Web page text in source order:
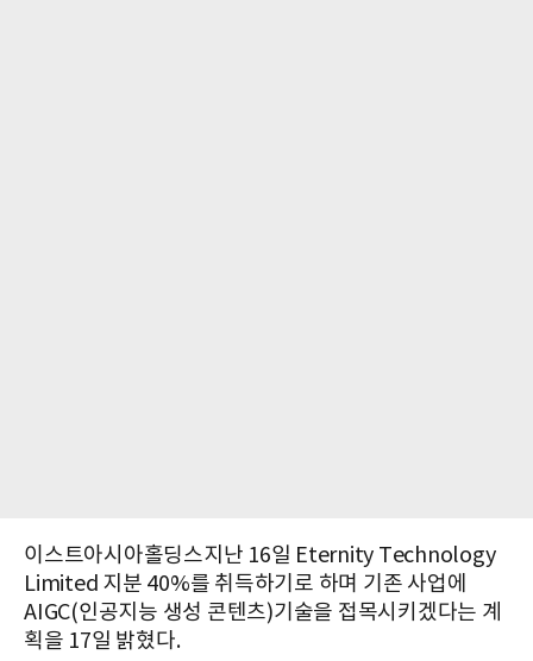
이스트아시아홀딩스지난 16일 Eternity Technology
Limited 지분 40%를 취득하기로 하며 기존 사업에
AIGC(인공지능 생성 콘텐츠)기술을 접목시키겠다는 계
획을 17일 밝혔다.